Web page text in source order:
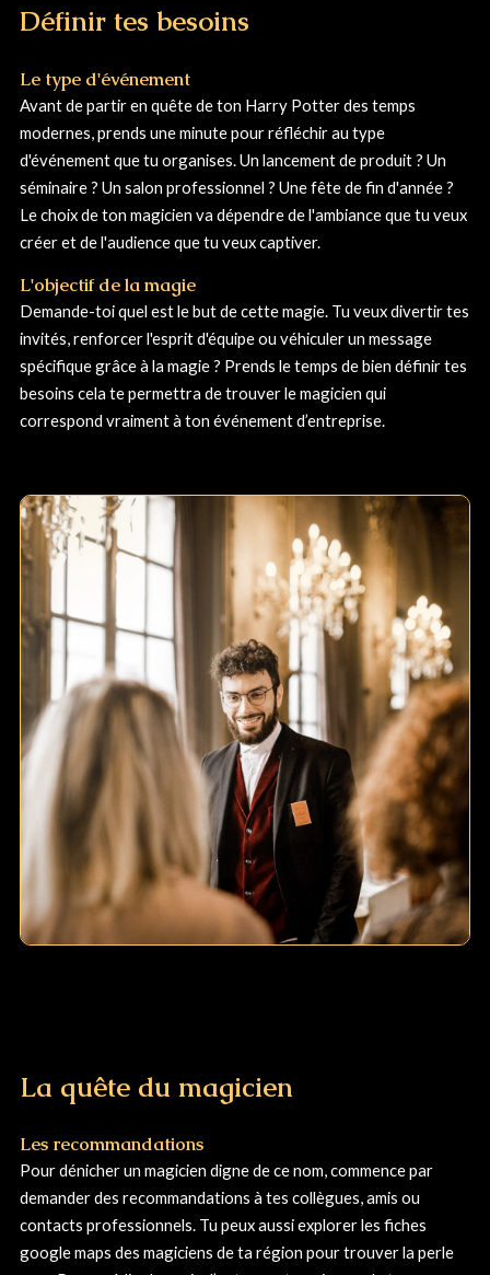
Définir tes besoins
Le type d'événement
Avant de partir en quête de ton Harry Potter des temps
modernes, prends une minute pour réfléchir au type
d'événement que tu organises. Un lancement de produit ? Un
séminaire ? Un salon professionnel ? Une fête de fin d'année ?
Le choix de ton magicien va dépendre de l'ambiance que tu veux
créer et de l'audience que tu veux captiver.
L'objectif de la magie
Demande-toi quel est le but de cette magie. Tu veux divertir tes
invités, renforcer l'esprit d'équipe ou véhiculer un message
spécifique grâce à la magie ? Prends le temps de bien définir tes
besoins cela te permettra de trouver le magicien qui
correspond vraiment à ton événement d’entreprise.
La quête du magicien
Les recommandations
Pour dénicher un magicien digne de ce nom, commence par
demander des recommandations à tes collègues, amis ou
contacts professionnels. Tu peux aussi explorer les fiches
google maps des magiciens de ta région pour trouver la perle